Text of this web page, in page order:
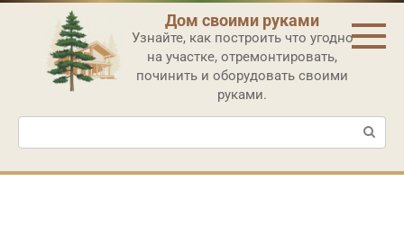
Перейти
контенту
Дом своими руками
Узнайте, как построить что угодно
на участке, отремонтировать,
починить и оборудовать своими
руками.
Поиск: